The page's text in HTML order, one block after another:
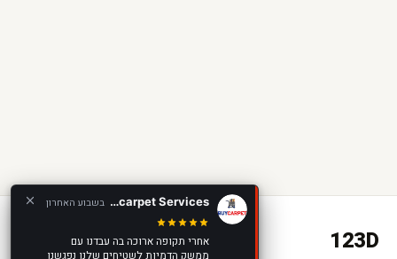
123D
Buycarpet Services בשבוע האחרון
אחרי תקופה ארוכה בה עבדנו עם
ממשק הדמיות לשטיחים שלנו נפגשנו